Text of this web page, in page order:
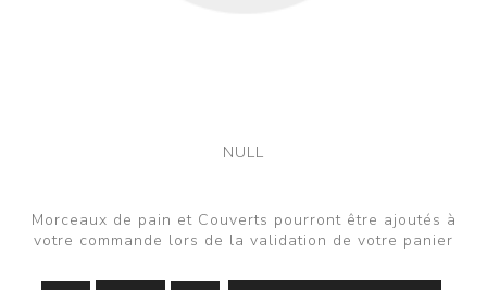
NULL
Morceaux de pain et Couverts pourront être ajoutés à
votre commande lors de la validation de votre panier